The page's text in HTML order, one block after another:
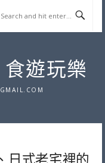
遊玩樂
日式老宅裡的